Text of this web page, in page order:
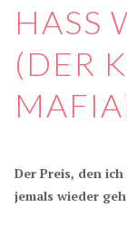
HASS
(DER
Der Preis, den
jemals wieder